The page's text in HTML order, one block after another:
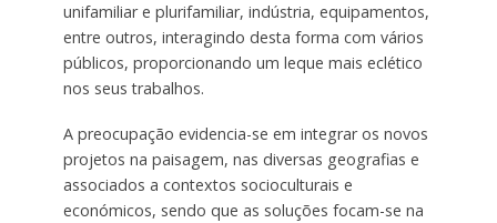
unifamiliar e plurifamiliar, indústria, equipamentos,
entre outros, interagindo desta forma com vários
públicos, proporcionando um leque mais eclético
nos seus trabalhos.
A preocupação evidencia-se em integrar os novos
projetos na paisagem, nas diversas geografias e
associados a contextos socioculturais e
económicos, sendo que as soluções focam-se na